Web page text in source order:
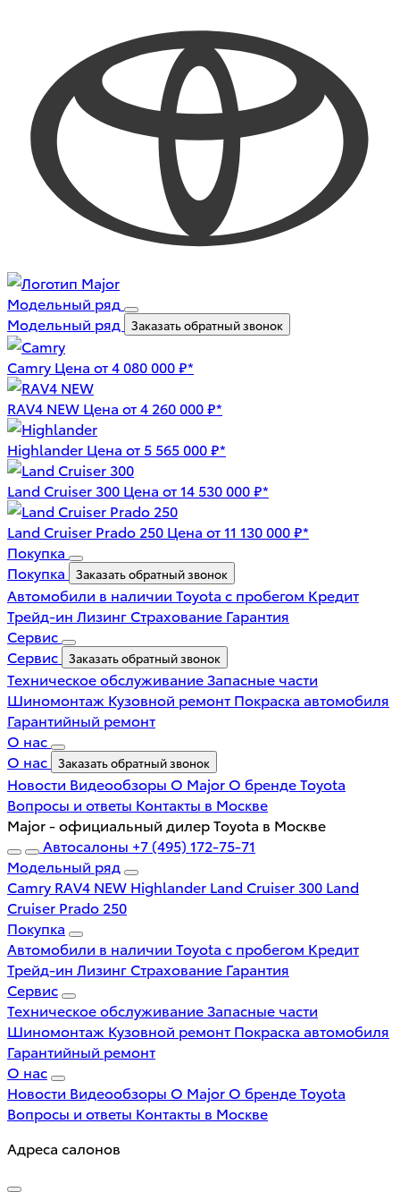
Модельный ряд
Модельный ряд
Заказать обратный звонок
Camry Цена от 4 080 000 ₽*
RAV4 NEW Цена от 4 260 000 ₽*
Highlander Цена от 5 565 000 ₽*
Land Cruiser 300 Цена от 14 530 000 ₽*
Land Cruiser Prado 250 Цена от 11 130 000 ₽*
Покупка
Покупка
Заказать обратный звонок
Автомобили в наличии Toyota с пробегом Кредит
Трейд-ин Лизинг Страхование Гарантия
Сервис
Сервис
Заказать обратный звонок
Техническое обслуживаниеЗапасные части
Шиномонтаж Кузовной ремонт Покраска автомобиля
Гарантийный ремонт
О нас
О нас
Заказать обратный звонок
Новости Видеообзоры О Major О бренде Toyota
Вопросы и ответы Контакты в Москве
Major - официальный дилер Toyota в Москве
Автосалоны +7 (495) 172-75-71
Модельный ряд
Camry RAV4 NEW Highlander Land Cruiser 300 Land
Cruiser Prado 250
Покупка
Автомобили в наличии Toyota с пробегом Кредит
Трейд-ин Лизинг Страхование Гарантия
Сервис
Техническое обслуживаниеЗапасные части
Шиномонтаж Кузовной ремонт Покраска автомобиля
Гарантийный ремонт
О нас
Новости Видеообзоры О Major О бренде Toyota
Вопросы и ответы Контакты в Москве
Адреса салонов